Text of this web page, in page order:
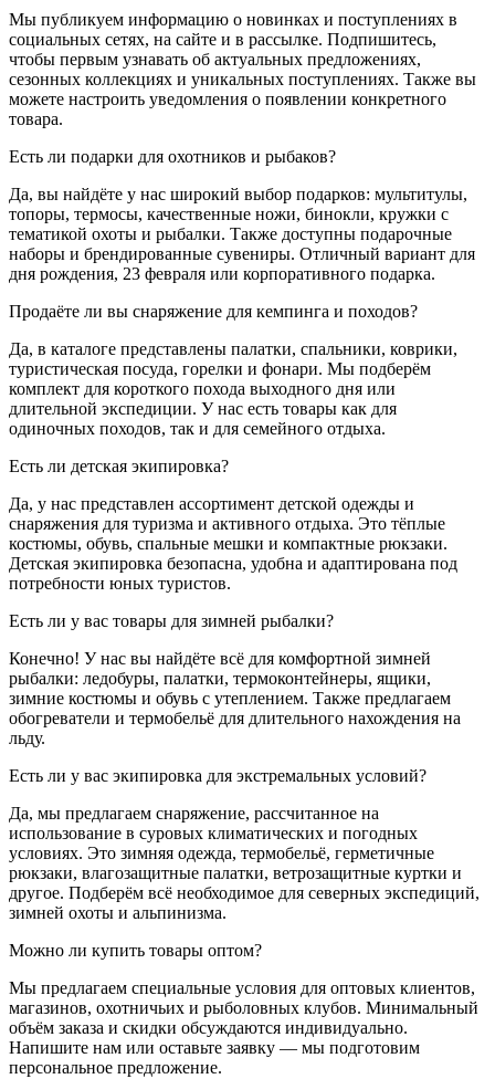
Мы публикуем информацию о новинках и поступлениях в
социальных сетях, на сайте и в рассылке. Подпишитесь,
чтобы первым узнавать об актуальных предложениях,
сезонных коллекциях и уникальных поступлениях. Также вы
можете настроить уведомления о появлении конкретного
товара.
Есть ли подарки для охотников и рыбаков?
Да, вы найдёте у нас широкий выбор подарков: мультитулы,
топоры, термосы, качественные ножи, бинокли, кружки с
тематикой охоты и рыбалки. Также доступны подарочные
наборы и брендированные сувениры. Отличный вариант для
дня рождения, 23 февраля или корпоративного подарка.
Продаёте ли вы снаряжение для кемпинга и походов?
Да, в каталоге представлены палатки, спальники, коврики,
туристическая посуда, горелки и фонари. Мы подберём
комплект для короткого похода выходного дня или
длительной экспедиции. У нас есть товары как для
одиночных походов, так и для семейного отдыха.
Есть ли детская экипировка?
Да, у нас представлен ассортимент детской одежды и
снаряжения для туризма и активного отдыха. Это тёплые
костюмы, обувь, спальные мешки и компактные рюкзаки.
Детская экипировка безопасна, удобна и адаптирована под
потребности юных туристов.
Есть ли у вас товары для зимней рыбалки?
Конечно! У нас вы найдёте всё для комфортной зимней
рыбалки: ледобуры, палатки, термоконтейнеры, ящики,
зимние костюмы и обувь с утеплением. Также предлагаем
обогреватели и термобельё для длительного нахождения на
льду.
Есть ли у вас экипировка для экстремальных условий?
Да, мы предлагаем снаряжение, рассчитанное на
использование в суровых климатических и погодных
условиях. Это зимняя одежда, термобельё, герметичные
рюкзаки, влагозащитные палатки, ветрозащитные куртки и
другое. Подберём всё необходимое для северных экспедиций,
зимней охоты и альпинизма.
Можно ли купить товары оптом?
Мы предлагаем специальные условия для оптовых клиентов,
магазинов, охотничьих и рыболовных клубов. Минимальный
объём заказа и скидки обсуждаются индивидуально.
Напишите нам или оставьте заявку — мы подготовим
персональное предложение.